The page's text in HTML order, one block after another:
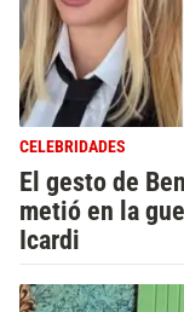
CELEBRIDADES
El gesto de
metió en la
Icardi